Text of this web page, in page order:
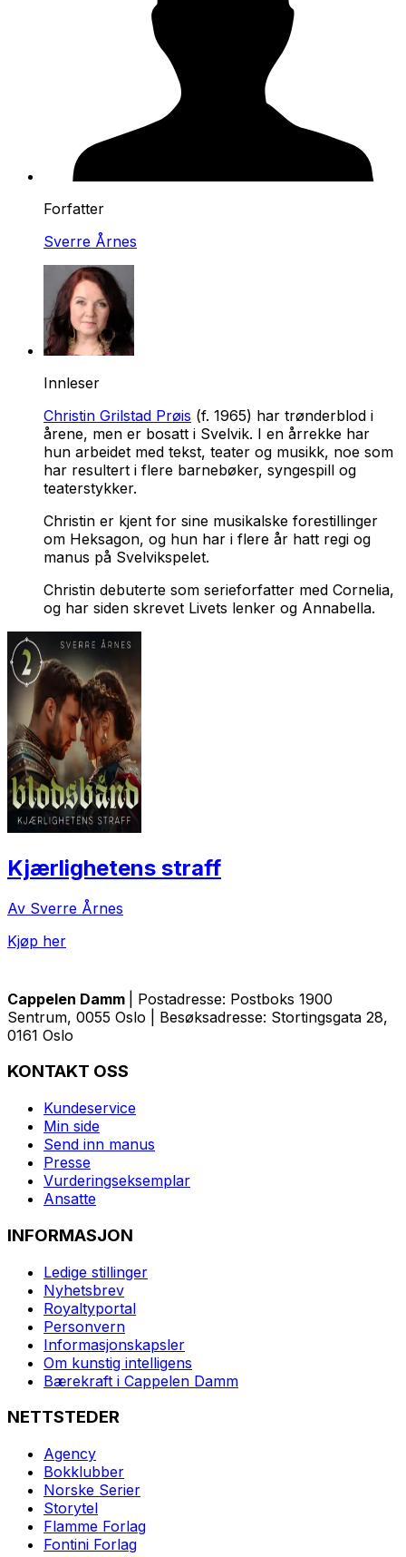
Forfatter
Sverre Årnes
Innleser
Christin Grilstad Prøis (f. 1965) har trønderblod i
årene, men er bosatt i Svelvik. I en årrekke har
hun arbeidet med tekst, teater og musikk, noe som
har resultert i flere barnebøker, syngespill og
teaterstykker.
Christin er kjent for sine musikalske forestillinger
om Heksagon, og hun har i flere år hatt regi og
manus på Svelvikspelet.
Christin debuterte som serieforfatter med Cornelia,
og har siden skrevet Livets lenker og Annabella.
Kjærlighetens straff
Av Sverre Årnes
Kjøp her
Cappelen Damm
| Postadresse: Postboks 1900
Sentrum, 0055 Oslo | Besøksadresse: Stortingsgata 28,
0161 Oslo
KONTAKT OSS
Kundeservice
Min side
Send inn manus
Presse
Vurderingseksemplar
Ansatte
INFORMASJON
Ledige stillinger
Nyhetsbrev
Royaltyportal
Personvern
Informasjonskapsler
Om kunstig intelligens
Bærekraft i Cappelen Damm
NETTSTEDER
Agency
Bokklubber
Norske Serier
Storytel
Flamme Forlag
Fontini Forlag